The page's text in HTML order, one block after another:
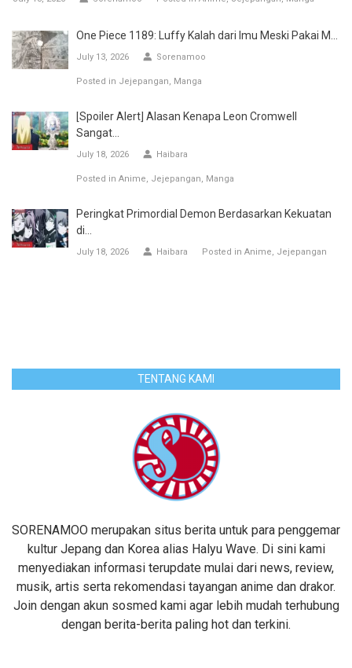
One Piece 1189: Luffy Kalah dari Imu Meski Pakai M...
July 13, 2026 Sorenamoo
Posted in Jejepangan Manga
[Spoiler Alert] Alasan Kenapa Leon Cromwell
Sangat...
July 18, 2026 Haibara
Posted in Anime Jejepangan Manga
Peringkat Primordial Demon Berdasarkan Kekuatan
di...
July 18, 2026 Haibara Posted in Anime Jejepangan
TENTANG KAMI
SORENAMOO merupakan situs berita untuk para penggemar
kultur Jepang dan Korea alias Halyu Wave. Di sini kami
menyediakan informasi terupdate mulai dari news, review,
musik, artis serta rekomendasi tayangan anime dan drakor.
Join dengan akun sosmed kami agar lebih mudah terhubung
dengan berita-berita paling hot dan terkini.